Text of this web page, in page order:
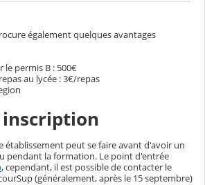
également quelques avantages
le permis B : 500€
au lycée : 3€/repas
établissement peut se faire avant d'avoir un
pendant la formation. Le point d'entrée
, cependant, il est possible de contacter le
(généralement, après le 15 septembre)